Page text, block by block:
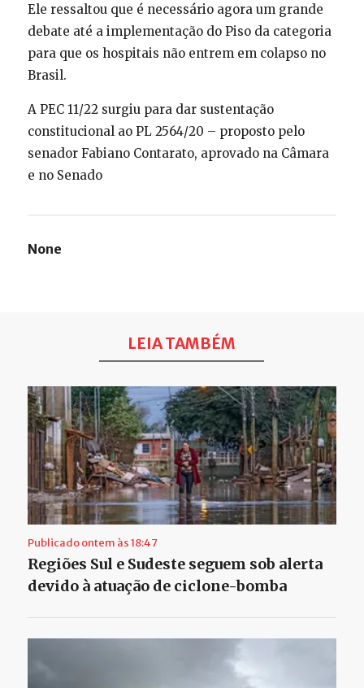
Ele ressaltou que é necessário agora um grande
debate até a implementação do Piso da categoria
para que os hospitais não entrem em colapso no
Brasil.
A PEC 11/22 surgiu para dar sustentação
constitucional ao PL 2564/20 – proposto pelo
senador Fabiano Contarato, aprovado na Câmara
e no Senado
None
LEIA TAMBÉM
Publicado ontem às 18:47
Regiões Sul e Sudeste seguem sob alerta
devido à atuação de ciclone-bomba